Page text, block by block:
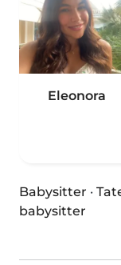
Eleonora
Babysitter ·
babysitter